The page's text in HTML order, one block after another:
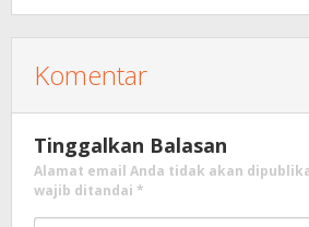
Komentar
Tinggalkan Balasan
Alamat email Anda tidak akan
wajib ditandai *